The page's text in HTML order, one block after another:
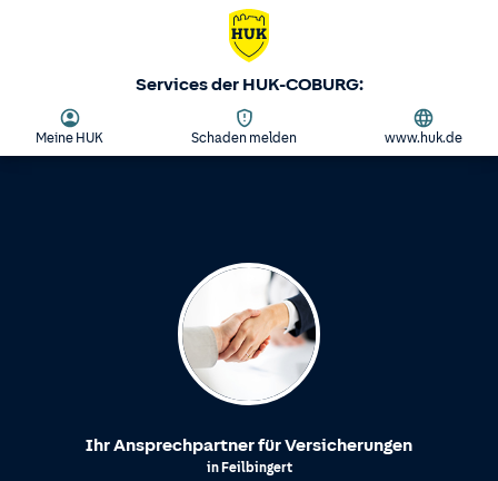
Services der HUK-COBURG:
Meine HUK Schaden melden www.huk.de
Ihr Ansprechpartner für Versicherungen
in Feilbingert